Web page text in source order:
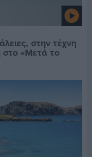
στην τέχνη
στο «Μετά το